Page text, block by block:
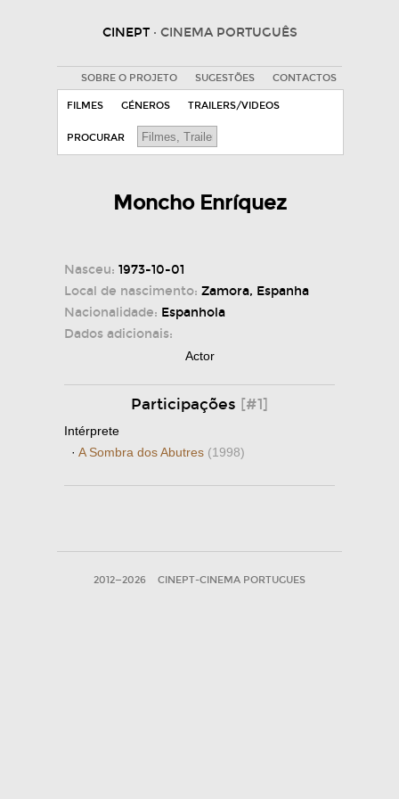
CINEPT · CINEMA PORTUGUÊS
SOBRE O PROJETO SUGESTÕES CONTACTOS
FILMES GÉNEROS TRAILERS/VIDEOS
PROCURAR
Moncho Enríquez
Nasceu: 1973-10-01
Local de nascimento: Zamora, Espanha
Nacionalidade: Espanhola
Dados adicionais:
Actor
Participações [#1]
Intérprete
· A Sombra dos Abutres (1998)
2012—2026 CINEPT-CINEMA PORTUGUES